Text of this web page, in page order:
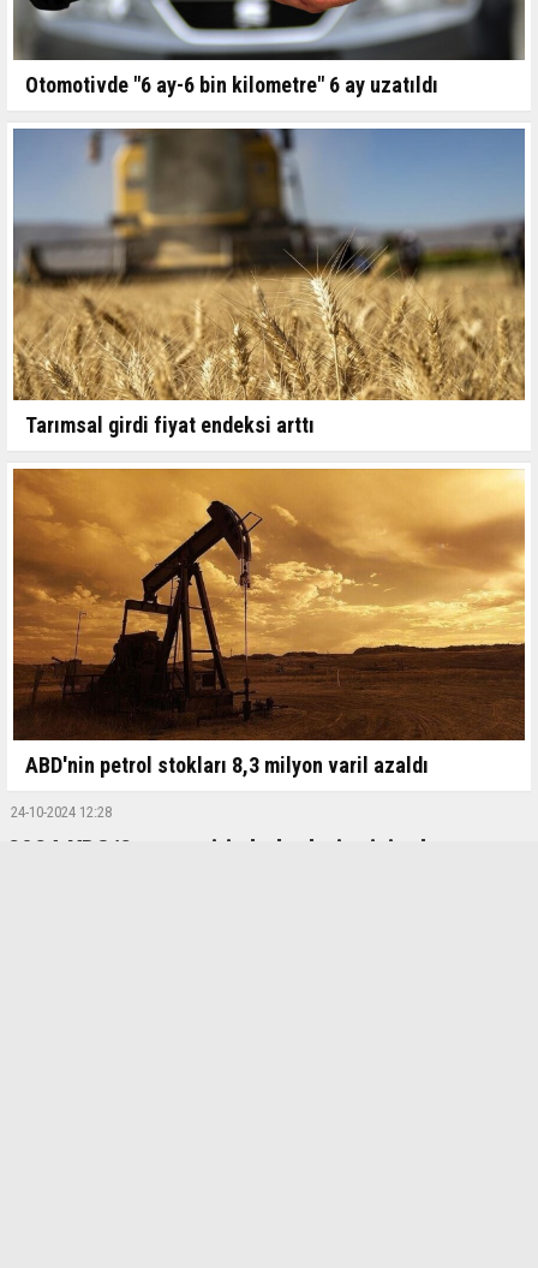
Otomotivde "6 ay-6 bin kilometre" 6 ay uzatıldı
Tarımsal girdi fiyat endeksi arttı
ABD'nin petrol stokları 8,3 milyon varil azaldı
24-10-2024 12:28
2024-YDS/2 sınav giriş belgeleri erişimde